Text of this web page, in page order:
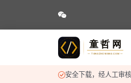
安全下载，经人工审核